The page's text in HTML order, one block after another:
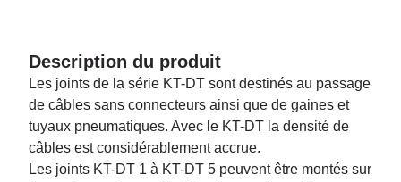
Description du produit
Les joints de la série KT-DT sont destinés au passage
de câbles sans connecteurs ainsi que de gaines et
tuyaux pneumatiques. Avec le KT-DT la densité de
câbles est considérablement accrue.
Les joints KT-DT 1 à KT-DT 5 peuvent être montés sur